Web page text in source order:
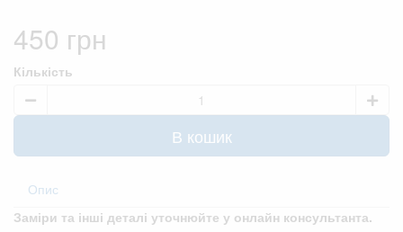
450 грн
Кількість
В кошик
Опис
Заміри та інші деталі уточнюйте у онлайн консультанта.